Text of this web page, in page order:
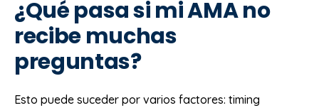
¿Qué pasa si mi AMA no
recibe muchas
preguntas?
Esto puede suceder por varios factores: timing